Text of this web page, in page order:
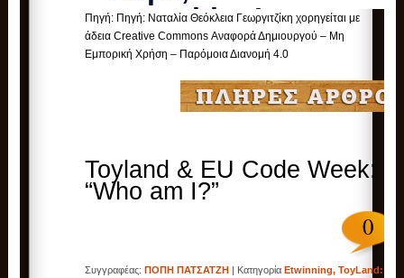
Πηγή: Πηγή: Ναταλία Θεόκλεια Γεωργιτζίκη χορηγείται με
άδεια Creative Commons Αναφορά Δημιουργού – Μη
Εμπορική Χρήση – Παρόμοια Διανομή 4.0
Toyland & EU Code Week:
“Who am I?”
0
Συγγραφέας:ΠΟΠΗ ΠΑΤΣΑΤΖΗ | ΚατηγορίαEtwinning,ToyLand: A